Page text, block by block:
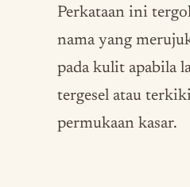
Perkataan ini
nama yang
pada kulit apabila
tergesel atau
permukaan kasar.